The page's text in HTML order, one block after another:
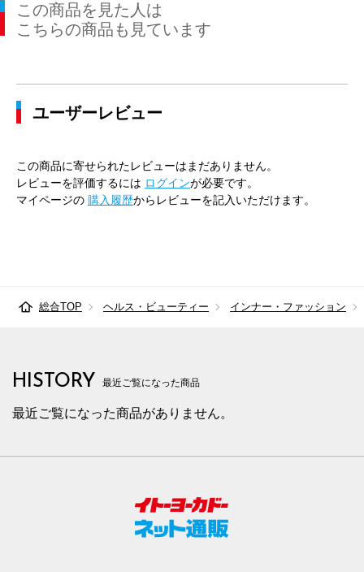
この商品を見た人は
こちらの商品も見ています
ユーザーレビュー
この商品に寄せられたレビューはまだありません。
レビューを評価するには ログインが必要です。
マイページの 購入履歴からレビューを記入いただけます。
総合TOP ヘルス・ビューティー インナー・ファッション
HISTORY 最近ご覧になった商品
最近ご覧になった商品がありません。